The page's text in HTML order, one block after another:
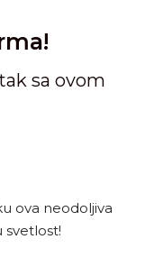
sa ovom
ova neodoljiva
svetlost!